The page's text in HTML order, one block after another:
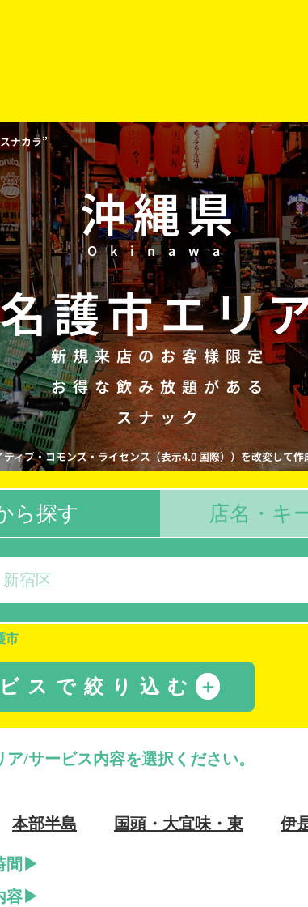
ナカラ”
沖縄県
Okinawa
名護市エリ
新規来店のお客様限定
お得な飲み放題がある
スナック
ィブ・コモンズ・ライセンス（表示4.0 国際））を改変し
ら探す 店名・キ
市
スで絞り込む ＋
ア/サービス内容を選択ください。
本部半島 国頭・大宜味・東 伊
間
容